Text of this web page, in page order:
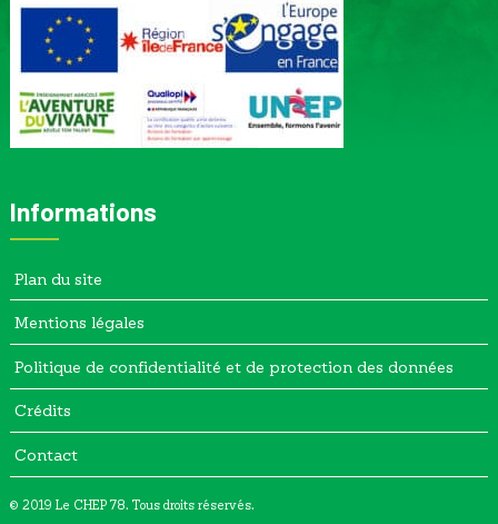
Informations
Plan du site
Mentions légales
Politique de confidentialité et de protection des données
Crédits
Contact
© 2019 Le CHEP 78. Tous droits réservés.